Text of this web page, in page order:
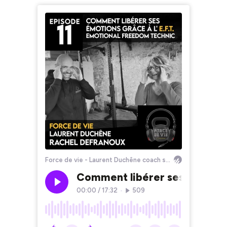
Force de vie - Laurent Duchêne coach sportif et mental dans les Vosges
Comment libérer ses
00:00 / 17:32 509